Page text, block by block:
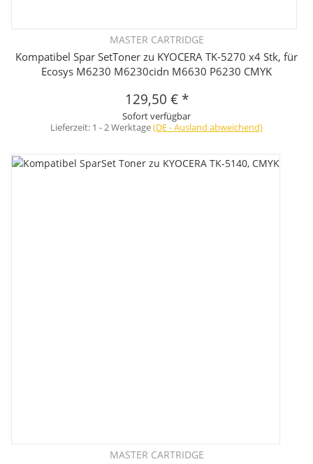
MASTER CARTRIDGE
Kompatibel Spar SetToner zu KYOCERA TK-5270 x4 Stk, für
Ecosys M6230 M6230cidn M6630 P6230 CMYK
129,50 € *
Sofort verfügbar
Lieferzeit: 1 - 2 Werktage(DE - Ausland abweichend)
MASTER CARTRIDGE